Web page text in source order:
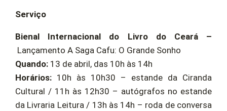
Serviço
Bienal Internacional do Livro do Ceará –
Lançamento A Saga Cafu: O Grande Sonho
Quando: 13 de abril, das 10h às 14h
Horários: 10h às 10h30 – estande da Ciranda
Cultural / 11h às 12h30 – autógrafos no estande
da Livraria Leitura / 13h às 14h – roda de conversa